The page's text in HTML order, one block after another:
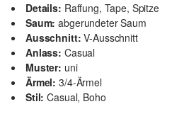
Details: Raffung, Tape, Spitze
Saum: abgerundeter Saum
Ausschnitt: V-Ausschnitt
Anlass: Casual
Muster: uni
Ärmel: 3/4-Ärmel
Stil: Casual, Boho